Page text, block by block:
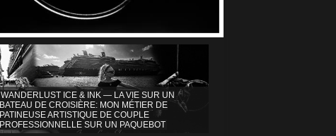
WANDERLUST ICE & INK — LA VIE SUR UN
BATEAU DE CROISIÈRE: MON MÉTIER DE
PATINEUSE ARTISTIQUE DE COUPLE
PROFESSIONNELLE SUR UN PAQUEBOT